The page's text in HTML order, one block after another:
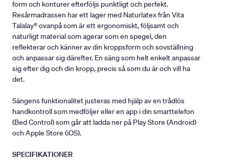
form och konturer efterföljs punktligt och perfekt.
Resårmadrassen har ett lager med Naturlatex från Vita
Talalay® ovanpå som är ett ergonomiskt, följsamt och
naturligt material som agerar som en spegel, den
reflekterar och känner av din kroppsform och sovställning
och anpassar sig därefter. En säng som helt enkelt anpassar
sig efter dig och din kropp, precis så som du är och vill ha
det.
Sängens funktionalitet justeras med hjälp av en trådlös
handkontroll som medföljer eller en app i din smarttelefon
(Bed Control) som går att ladda ner på Play Store (Android)
och Apple Store (iOS).
SPECIFIKATIONER